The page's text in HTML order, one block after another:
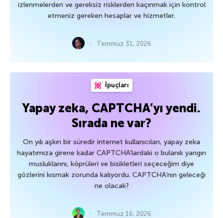
izlenmelerden ve gereksiz risklerden kaçınmak için kontrol
etmeniz gereken hesaplar ve hizmetler.
Temmuz 31, 2026
İpuçları
Yapay zeka, CAPTCHA’yı yendi.
Sırada ne var?
On yılı aşkın bir süredir internet kullanıcıları, yapay zeka
hayatımıza girene kadar CAPTCHA’lardaki o bulanık yangın
musluklarını, köprüleri ve bisikletleri seçeceğim diye
gözlerini kısmak zorunda kalıyordu. CAPTCHA’nın geleceği
ne olacak?
Temmuz 16, 2026